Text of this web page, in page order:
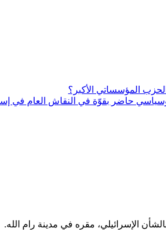
المؤسساتي الأكبر؟
حاضر بقوّة في النقاش العام في
الإسرائيلي، مقره في مدينة رام الله.